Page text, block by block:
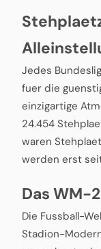
Jedes
fuer die
einzigartige
24.454
waren
werden erst
Das WM-
Die Fussball-
Stadion-